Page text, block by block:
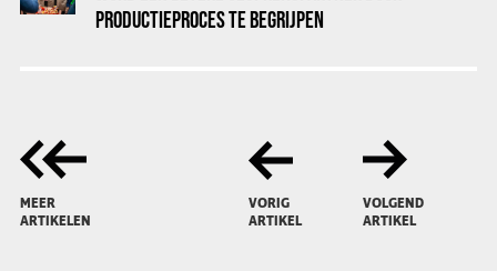
PRODUCTIEPROCES TE BEGRIJPEN
MEER
ARTIKELEN
VORIG
ARTIKEL
VOLGEND
ARTIKEL